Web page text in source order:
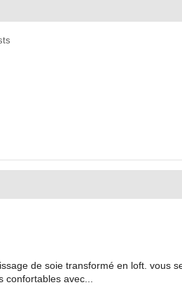
de soie transformé en loft. vous
avec...